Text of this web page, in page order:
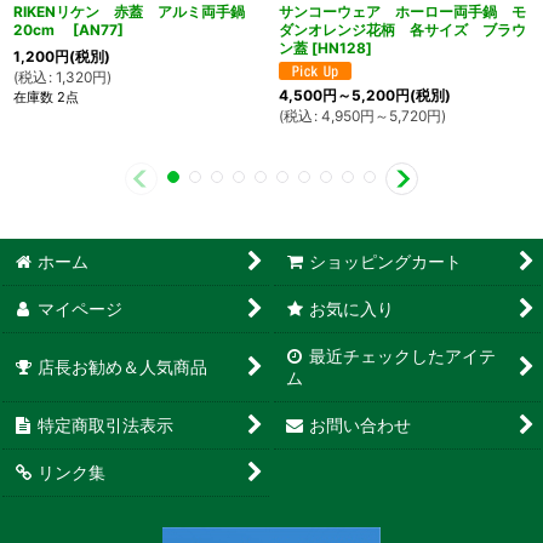
RIKENリケン 赤蓋 アルミ両手鍋
20cm
[AN77]
1,200円(税別)
(税込 : 1,320円)
在庫数 2点
サンコーウェア ホーロー両手鍋 モ
ダンオレンジ花柄 各サイズ ブラウ
ン蓋 [HN128]
4,500円 ～5,200円(税別)
(税込 : 4,950円 ～5,720円)
ホーム ショッピングカート
マイページ お気に入り
店長お勧め＆人気商品
最近チェックしたアイテ
ム
特定商取引法表示 お問い合わせ
リンク集